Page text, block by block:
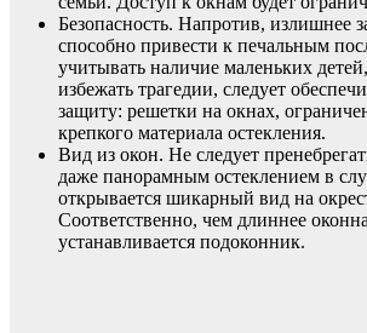
Безопасность. Напротив, излишнее
способно привести к печальным
учитывать наличие маленьких
избежать трагедии, следует
защиту: решетки на окнах,
крепкого материала остекления.
Вид из окон. Не следует
даже панорамным остеклением в
открывается шикарный вид на
Соответственно, чем длиннее
устанавливается подоконник.